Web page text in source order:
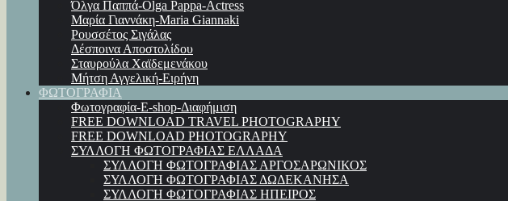
Όλγα Παππά-Olga Pappa-Αctress
Μαρία Γιαννάκη-Maria Giannaki
Ρουσσέτος Σιγάλας
Δέσποινα Αποστολίδου
Σταυρούλα Χαϊδεμενάκου
Μήτση Αγγελική-Ειρήνη
ΦΩΤΟΓΡΑΦΙΑ
Φωτογραφία-E-shop-Διαφήμιση
FREE DOWNLOAD TRAVEL PHOTOGRAPHY
FREE DOWNLOAD PHOTOGRAPHY
ΣΥΛΛΟΓΗ ΦΩΤΟΓΡΑΦΙΑΣ ΕΛΛΑΔΑ
ΣΥΛΛΟΓΗ ΦΩΤΟΓΡΑΦΙΑΣ ΑΡΓΟΣΑΡΩΝΙΚΟΣ
ΣΥΛΛΟΓΗ ΦΩΤΟΓΡΑΦΙΑΣ ΔΩΔΕΚΑΝΗΣΑ
ΣΥΛΛΟΓΗ ΦΩΤΟΓΡΑΦΙΑΣ ΗΠΕΙΡΟΣ